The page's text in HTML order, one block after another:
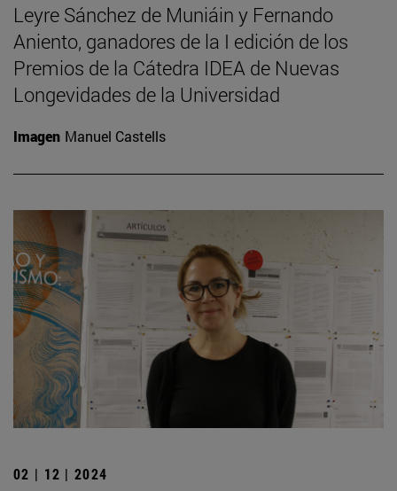
Leyre Sánchez de Muniáin y Fernando
Aniento, ganadores de la I edición de los
Premios de la Cátedra IDEA de Nuevas
Longevidades de la Universidad
Imagen Manuel Castells
02 | 12 | 2024